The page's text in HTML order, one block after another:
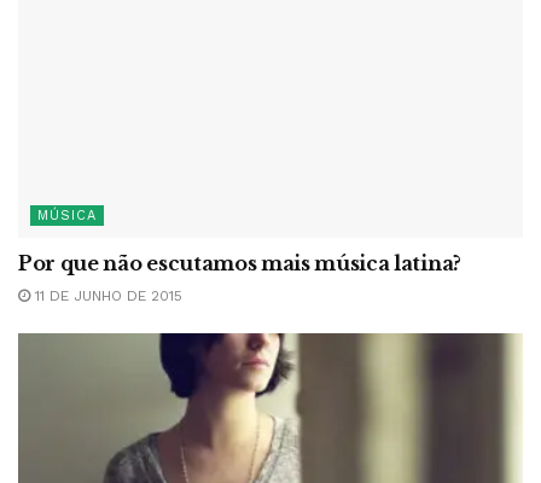
MÚSICA
Por que não escutamos mais música latina?
11 DE JUNHO DE 2015